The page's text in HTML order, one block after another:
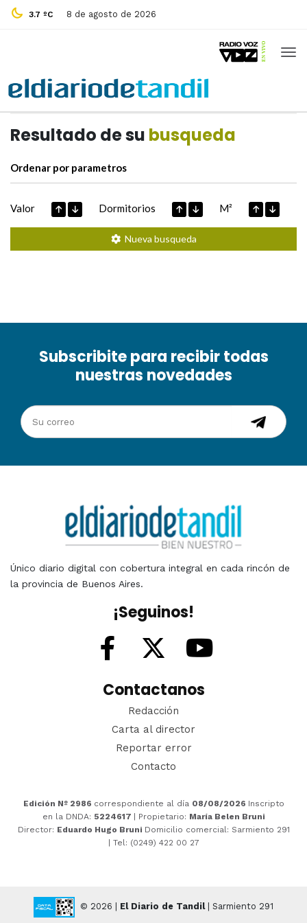
3.7 ºC 8 de agosto de 2026
Resultado de su busqueda
Ordenar por parametros
Valor Dormitorios M²
Nueva busqueda
Subscribite para recibir todas
nuestras novedades
Único diario digital con cobertura integral en cada rincón de
la provincia de Buenos Aires.
¡Seguinos!
Contactanos
Redacción
Carta al director
Reportar error
Contacto
Edición Nº 2986 correspondiente al día 08/08/2026 Inscripto
en la DNDA: 5224617 | Propietario: María Belen Bruni
Director: Eduardo Hugo Bruni Domicilio comercial: Sarmiento 291
| Tel: (0249) 422 00 27
© 2026 | El Diario de Tandil| Sarmiento 291